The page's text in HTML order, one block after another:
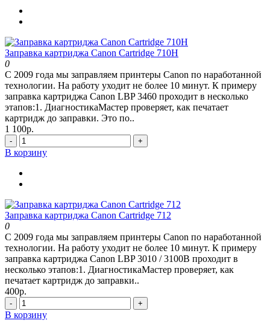
Заправка картриджа Canon Cartridge 710H
0
С 2009 года мы заправляем принтеры Canon по наработанной
технологии. На работу уходит не более 10 минут. К примеру
заправка картриджа Canon LBP 3460 проходит в несколько
этапов:1. ДиагностикаМастер проверяет, как печатает
картридж до заправки. Это по..
1 100р.
- +
В корзину
Заправка картриджа Canon Cartridge 712
0
С 2009 года мы заправляем принтеры Canon по наработанной
технологии. На работу уходит не более 10 минут. К примеру
заправка картриджа Canon LBP 3010 / 3100B проходит в
несколько этапов:1. ДиагностикаМастер проверяет, как
печатает картридж до заправки..
400р.
- +
В корзину